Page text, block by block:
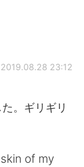
2019.08.28 23:12
。ギリギリ
of my